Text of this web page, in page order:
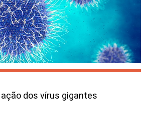
dos vírus gigantes